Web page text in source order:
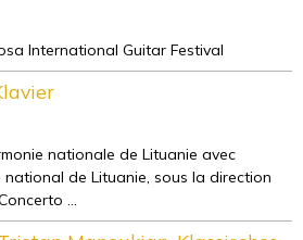
International Guitar Festival
nationale de Lituanie avec
national de Lituanie, sous la direction
...